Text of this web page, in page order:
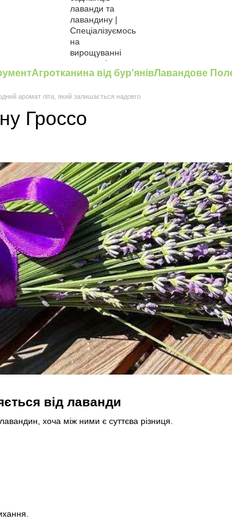
Агротканина від бур'янівЛавандове
аромат літа, який залишається надовго
Гроссо
від лаванди
хоча між ними є суттєва різниця.